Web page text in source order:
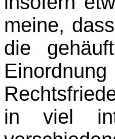
meine,
die
in viel